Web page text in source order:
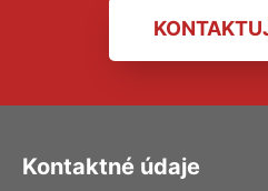
Kontaktné údaje